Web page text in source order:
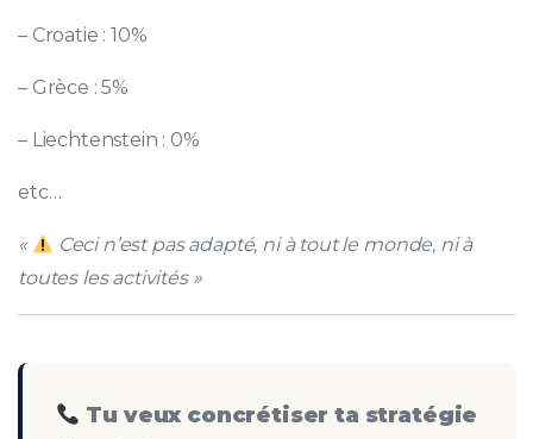
– Croatie : 10%
– Grèce : 5%
– Liechtenstein : 0%
etc…
«
Ceci n’est pas adapté, ni à tout le monde, ni à
toutes les activités »
Tu veux concrétiser ta stratégie